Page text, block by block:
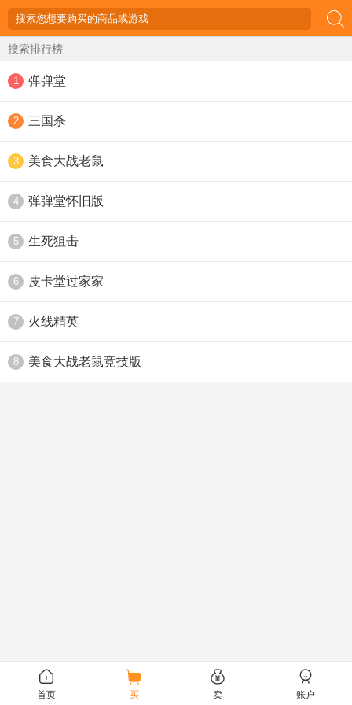
搜索排行榜
1 弹弹堂
2 三国杀
3 美食大战老鼠
4 弹弹堂怀旧版
5 生死狙击
6 皮卡堂过家家
7 火线精英
8 美食大战老鼠竞技版
首页 买 卖 账户